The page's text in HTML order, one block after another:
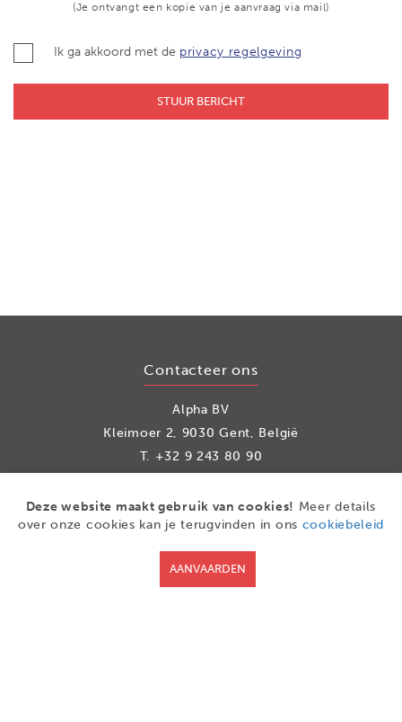
(Je ontvangt een kopie van je aanvraag via mail)
Ik ga akkoord met de privacy regelgeving
STUUR BERICHT
Contacteer ons
Alpha BV
Kleimoer 2, 9030 Gent, België
T. +32 9 243 80 90
FacebookLinkedInYoutube
Deze website maakt gebruik van cookies! Meer details
over onze cookies kan je terugvinden in ons cookiebeleid
AANVAARDEN